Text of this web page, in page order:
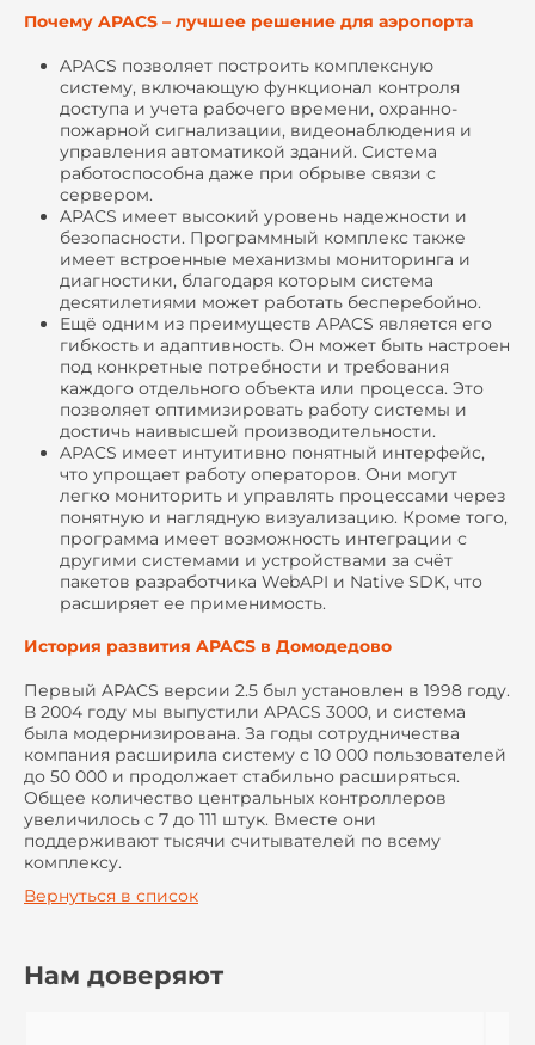
Почему APACS – лучшее решение для аэропорта
APACS позволяет построить комплексную
систему, включающую функционал контроля
доступа и учета рабочего времени, охранно-
пожарной сигнализации, видеонаблюдения и
управления автоматикой зданий. Система
работоспособна даже при обрыве связи с
сервером.
APACS имеет высокий уровень надежности и
безопасности. Программный комплекс также
имеет встроенные механизмы мониторинга и
диагностики, благодаря которым система
десятилетиями может работать бесперебойно.
Ещё одним из преимуществ APACS является его
гибкость и адаптивность. Он может быть настроен
под конкретные потребности и требования
каждого отдельного объекта или процесса. Это
позволяет оптимизировать работу системы и
достичь наивысшей производительности.
APACS имеет интуитивно понятный интерфейс,
что упрощает работу операторов. Они могут
легко мониторить и управлять процессами через
понятную и наглядную визуализацию. Кроме того,
программа имеет возможность интеграции с
другими системами и устройствами за счёт
пакетов разработчика WebAPI и Native SDK, что
расширяет ее применимость.
История развития APACS в Домодедово
Первый APACS версии 2.5 был установлен в 1998 году.
В 2004 году мы выпустили APACS 3000, и система
была модернизирована. За годы сотрудничества
компания расширила систему с 10 000 пользователей
до 50 000 и продолжает стабильно расширяться.
Общее количество центральных контроллеров
увеличилось с 7 до 111 штук. Вместе они
поддерживают тысячи считывателей по всему
комплексу.
Вернуться в список
Нам доверяют